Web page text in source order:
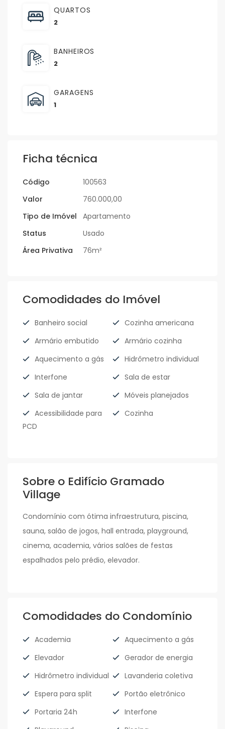
QUARTOS
2
BANHEIROS
2
GARAGENS
1
Ficha técnica
Código
100563
Valor
760.000,00
Tipo de Imóvel
Apartamento
Status
Usado
Área Privativa
76m²
Comodidades do Imóvel
Banheiro social
Cozinha americana
Armário embutido
Armário cozinha
Aquecimento a gás
Hidrômetro individual
Interfone
Sala de estar
Sala de jantar
Móveis planejados
Acessibilidade para
PCD
Cozinha
Sobre o Edifício Gramado
Village
Condomínio com ótima infraestrutura, piscina,
sauna, salão de jogos, hall entrada, playground,
cinema, academia, vários salões de festas
espalhados pelo prédio, elevador.
Comodidades do Condomínio
Academia
Aquecimento a gás
Elevador
Gerador de energia
Hidrômetro individual
Lavanderia coletiva
Espera para split
Portão eletrônico
Portaria 24h
Interfone